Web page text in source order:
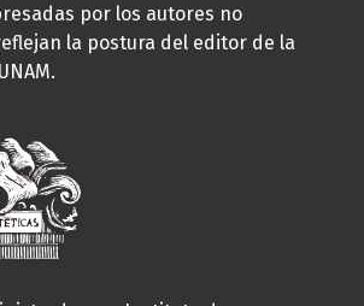
por los autores no
la postura del editor de la